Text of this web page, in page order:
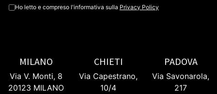
Ho letto e compreso l'informativa sulla Privacy Policy
MILANO
Via V. Monti, 8
20123 MILANO
CHIETI
Via Capestrano,
10/4
PADOVA
Via Savonarola,
217